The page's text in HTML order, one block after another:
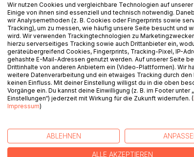
BESCHREIBUNG
Wie damit umgehen, wenn Großeltern
leiden in dramatischer Weise unter
des Verlustes der Enkelkinder? Dieses
Ein Arbeitsbuch für von Enkeln getrennte
allein Hilfe und Ermutigung suchen.
AUTOR/IN
WEITERE TITEL
Wir nutzen Cookies und vergleichbare Technologien auf
Einige von ihnen sind essenziell und technisch notwendig.
wir Analysemethoden (z. B. Cookies oder Fingerprints sowie
Tracking), um zu messen, wie häufig unsere Seite besucht und
wird. Wir verwenden Trackingtechnologien zu
hierzu serverseitiges Tracking sowie auch Drittanbieter ein,
geräteübergreifend Cookies, Fingerprints, Tracking-Pixel, IP-
gehashte E-Mail-Adressen genutzt werden. Auf unserer Seite
Drittinhalte von anderen Anbietern ein (Video-Plattformen). Wir
weitere Datenverarbeitung und ein etwaiges Tracking durch den
keinen Einfluss. Mit deiner Einstellung willigst du in die oben
Vorgänge ein. Du kannst deine Einwilligung (z. B. im Footer unter
Einstellungen“) jederzeit mit Wirkung für die Zukunft widerrufen. (
Impressum)
ABLEHNEN
ALLE AKZEPTIEREN